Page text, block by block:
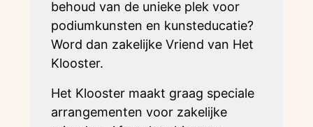
behoud van de unieke plek voor
podiumkunsten en kunsteducatie?
Word dan zakelijke Vriend van Het
Klooster.
Het Klooster maakt graag speciale
arrangementen voor zakelijke